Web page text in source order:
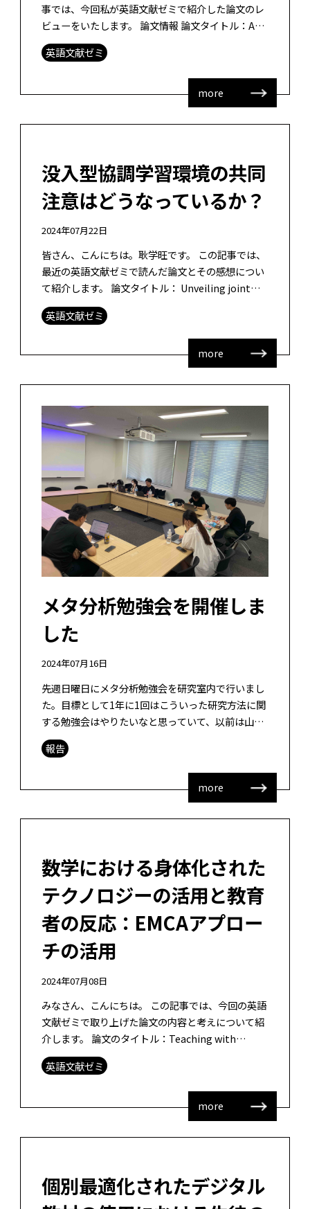
事では、今回私が英語文献ゼミで紹介した論文のレ
ビューをいたします。 論文情報 論文タイトル：A
teacher-facing learning analytics dash […]
英語文献ゼミ
more
没入型協調学習環境の共同
注意はどうなっているか？
2024年07月22日
皆さん、こんにちは。耿学旺です。 この記事では、
最近の英語文献ゼミで読んだ論文とその感想につい
て紹介します。 論文タイトル： Unveiling joint
attention dynamics: Examining m […]
英語文献ゼミ
more
メタ分析勉強会を開催しま
した
2024年07月16日
先週日曜日にメタ分析勉強会を研究室内で行いまし
た。目標として1年に1回はこういった研究方法に関
する勉強会はやりたいなと思っていて、以前は山田
研の特任助教 耿先生が学生時代にラグシーケンシャ
ル分析の勉強会を行いました。今回 […]
報告
more
数学における身体化された
テクノロジーの活用と教育
者の反応：EMCAアプロー
チの活用
2024年07月08日
みなさん、こんにちは。 この記事では、今回の英語
文献ゼミで取り上げた論文の内容と考えについて紹
介します。 論文のタイトル：Teaching with
英語文献ゼミ
more
個別最適化されたデジタル